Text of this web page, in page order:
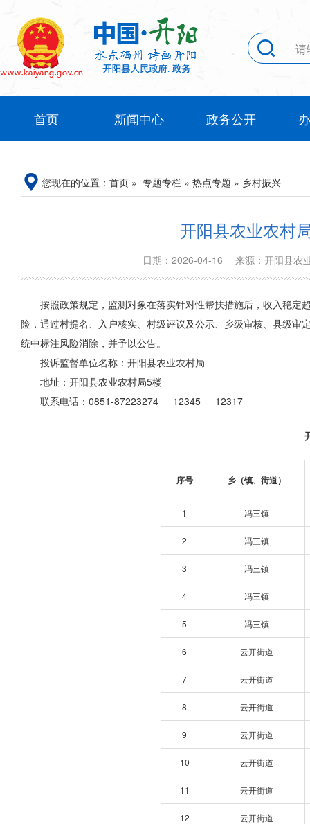
首页 新闻中心 政务公开
您现在的位置： 首页 » 专题专栏 » 热点专题 » 乡村振兴
开阳县农业农村
日期：2026-04-16 来源：开阳县
按照政策规定，监测对象在落实针对性帮扶措施后，收入稳定
险，通过村提名、入户核实、村级评议及公示、乡级审核、县级
统中标注风险消除，并予以公告。
投诉监督单位名称：开阳县农业农村局
地址：开阳县农业农村局5楼
联系电话：0851-87223274 12345 12317
序号 乡（镇、街道）
1 冯三镇
2 冯三镇
3 冯三镇
4 冯三镇
5 冯三镇
6 云开街道
7 云开街道
8 云开街道
9 云开街道
10 云开街道
11 云开街道
12 云开街道